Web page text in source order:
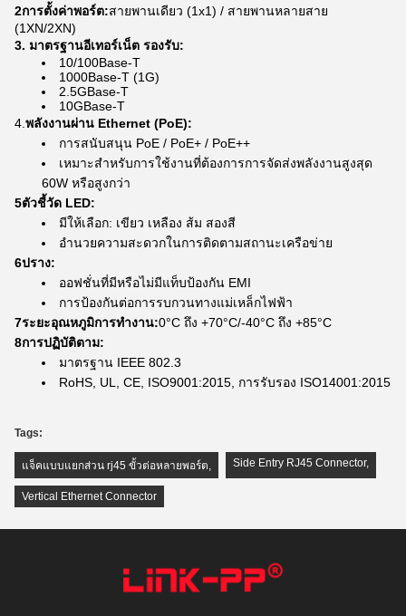
2การตั้งค่าพอร์ต:สายพานเดียว (1x1) / สายพานหลายสาย
(1XN/2XN)
3. มาตรฐานอีเทอร์เน็ต รองรับ:
10/100Base-T
1000Base-T (1G)
2.5GBase-T
10GBase-T
4.พลังงานผ่าน Ethernet (PoE):
การสนับสนุน PoE / PoE+ / PoE++
เหมาะสําหรับการใช้งานที่ต้องการการจัดส่งพลังงานสูงสุด
60W หรือสูงกว่า
5ตัวชี้วัด LED:
มีให้เลือก: เขียว เหลือง ส้ม สองสี
อํานวยความสะดวกในการติดตามสถานะเครือข่าย
6ปราง:
ออฟชั่นที่มีหรือไม่มีแท็บป้องกัน EMI
การป้องกันต่อการรบกวนทางแม่เหล็กไฟฟ้า
7ระยะอุณหภูมิการทํางาน:0°C ถึง +70°C/-40°C ถึง +85°C
8การปฏิบัติตาม:
มาตรฐาน IEEE 802.3
RoHS, UL, CE, ISO9001:2015, การรับรอง ISO14001:2015
Tags:
แจ็คแบบแยกส่วน rj45 ขั้วต่อหลายพอร์ต, Side Entry RJ45 Connector,
Vertical Ethernet Connector